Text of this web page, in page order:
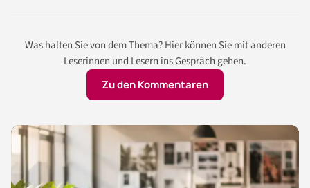
Was halten Sie von dem Thema? Hier können Sie mit anderen
Leserinnen und Lesern ins Gespräch gehen.
Zu den Kommentaren